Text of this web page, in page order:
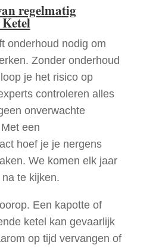
regelmatig
onderhoud nodig om
Zonder onderhoud
je het risico op
controleren alles
onverwachte
een
hoef je je nergens
We komen elk jaar
te kijken.
Een kapotte of
ketel kan gevaarlijk
op tijd vervangen of